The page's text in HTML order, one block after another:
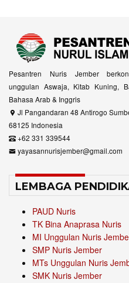
Pesantren Nuris Jember
unggulan Aswaja, Kitab Kuning,
Bahasa Arab & Inggris
Jl Pangandaran 48 Antirogo
68125 Indonesia
+62 331 339544
yayasannurisjember@gmail.com
LEMBAGA
PAUD Nuris
TK Bina Anaprasa Nuris
MI Unggulan Nuris
SMP Nuris Jember
MTs Unggulan Nuris
SMK Nuris Jember